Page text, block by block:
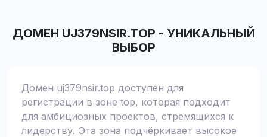
ДОМЕН UJ379NSIR.TOP - УНИКАЛЬНЫЙ
ВЫБОР
Домен uj379nsir.top доступен для
регистрации в зоне top, которая подходит
для амбициозных проектов, стремящихся к
лидерству. Эта зона подчёркивает высокое